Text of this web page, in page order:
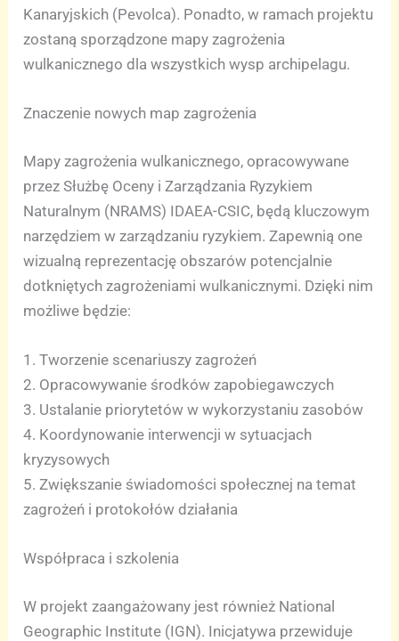
Kanaryjskich (Pevolca). Ponadto, w ramach projektu
zostaną sporządzone mapy zagrożenia
wulkanicznego dla wszystkich wysp archipelagu.
Znaczenie nowych map zagrożenia
Mapy zagrożenia wulkanicznego, opracowywane
przez Służbę Oceny i Zarządzania Ryzykiem
Naturalnym (NRAMS) IDAEA-CSIC, będą kluczowym
narzędziem w zarządzaniu ryzykiem. Zapewnią one
wizualną reprezentację obszarów potencjalnie
dotkniętych zagrożeniami wulkanicznymi. Dzięki nim
możliwe będzie:
1. Tworzenie scenariuszy zagrożeń
2. Opracowywanie środków zapobiegawczych
3. Ustalanie priorytetów w wykorzystaniu zasobów
4. Koordynowanie interwencji w sytuacjach
kryzysowych
5. Zwiększanie świadomości społecznej na temat
zagrożeń i protokołów działania
Współpraca i szkolenia
W projekt zaangażowany jest również National
Geographic Institute (IGN). Inicjatywa przewiduje